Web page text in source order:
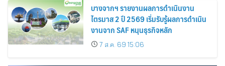
บางจากฯ รายงานผลการดำเนินงาน
ไตรมาส 2 ปี 2569 เริ่มรับรู้ผลการดำเนิน
งานจาก SAF หนุนธุรกิจหลัก
7 ส.ค. 69 15:06